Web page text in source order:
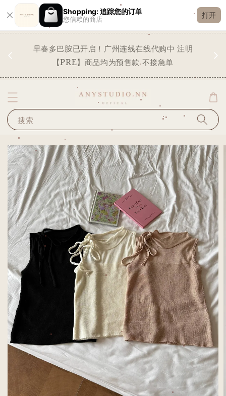
Shopping: 追踪您的订单
您信赖的商店
打开
早春多巴胺已开启！广州连线在线代购中 注明
【PRE】商品均为预售款 不接急单
搜索